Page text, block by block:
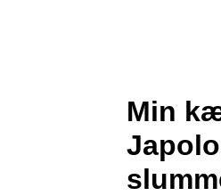
Min